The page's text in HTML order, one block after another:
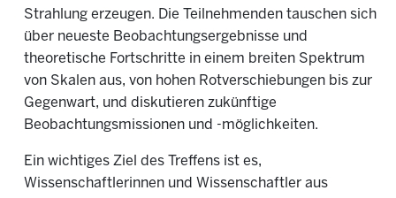
Strahlung erzeugen. Die Teilnehmenden tauschen sich
über neueste Beobachtungsergebnisse und
theoretische Fortschritte in einem breiten Spektrum
von Skalen aus, von hohen Rotverschiebungen bis zur
Gegenwart, und diskutieren zukünftige
Beobachtungsmissionen und -möglichkeiten.
Ein wichtiges Ziel des Treffens ist es,
Wissenschaftlerinnen und Wissenschaftler aus